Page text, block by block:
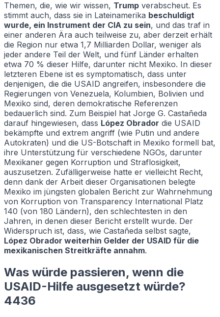
Themen, die, wie wir wissen, Trump verabscheut. Es
stimmt auch, dass sie in Lateinamerika beschuldigt
wurde, ein Instrument der CIA zu sein, und das traf in
einer anderen Ära auch teilweise zu, aber derzeit erhält
die Region nur etwa 1,7 Milliarden Dollar, weniger als
jeder andere Teil der Welt, und fünf Länder erhalten
etwa 70 % dieser Hilfe, darunter nicht Mexiko. In dieser
letzteren Ebene ist es symptomatisch, dass unter
denjenigen, die die USAID angreifen, insbesondere die
Regierungen von Venezuela, Kolumbien, Bolivien und
Mexiko sind, deren demokratische Referenzen
bedauerlich sind. Zum Beispiel hat Jorge G. Castañeda
darauf hingewiesen, dass López Obrador die USAID
bekämpfte und extrem angriff (wie Putin und andere
Autokraten) und die US-Botschaft in Mexiko formell bat,
ihre Unterstützung für verschiedene NGOs, darunter
Mexikaner gegen Korruption und Straflosigkeit,
auszusetzen. Zufälligerweise hatte er vielleicht Recht,
denn dank der Arbeit dieser Organisationen belegte
Mexiko im jüngsten globalen Bericht zur Wahrnehmung
von Korruption von Transparency International Platz
140 (von 180 Ländern), den schlechtesten in den
Jahren, in denen dieser Bericht erstellt wurde. Der
Widerspruch ist, dass, wie Castañeda selbst sagte,
López Obrador weiterhin Gelder der USAID für die
mexikanischen Streitkräfte annahm.
Was würde passieren, wenn die
USAID-Hilfe ausgesetzt würde?
4436